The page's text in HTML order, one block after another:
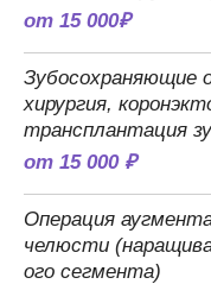
от 15 000₽
Зубосохраняющие
хирургия,
трансплантация
от 15 000 ₽
Операция
челюсти
ого сегмента)